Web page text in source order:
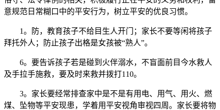
意规范日常糊口中的平安行为，树立平安的优良习惯。
1。防，教育孩子不给目生人开门；家长不要等闲将孩子
拜托外人；防止孩子出格是女孩被“熟人”。
6。要告诉孩子若是碰到火伴溺水，不盲面前目今水救人
及手拉手施救，要及时来救并拨打110。
3。家长要经常排查家中是不是有用电、用气、用火、燃
煤、坠物等平安现患，学着用平安视角审视四周。家长要将物